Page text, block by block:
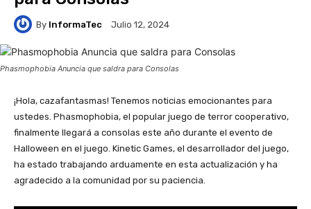
By InformaTec Julio 12, 2024
Phasmophobia Anuncia que saldra para Consolas
¡Hola, cazafantasmas! Tenemos noticias emocionantes para
ustedes. Phasmophobia, el popular juego de terror cooperativo,
finalmente llegará a consolas este año durante el evento de
Halloween en el juego. Kinetic Games, el desarrollador del juego,
ha estado trabajando arduamente en esta actualización y ha
agradecido a la comunidad por su paciencia.